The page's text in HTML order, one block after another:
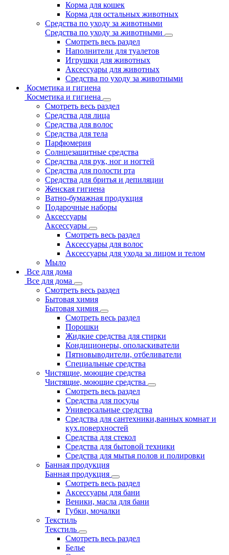
Корма для кошек
Корма для остальных животных
Средства по уходу за животными
Средства по уходу за животными
Смотреть весь раздел
Наполнители для туалетов
Игрушки для животных
Аксессуары для животных
Средства по уходу за животными
Косметика и гигиена
Косметика и гигиена
Смотреть весь раздел
Средства для лица
Средства для волос
Средства для тела
Парфюмерия
Солнцезащитные средства
Средства для рук, ног и ногтей
Средства для полости рта
Средства для бритья и депиляции
Женская гигиена
Ватно-бумажная продукция
Подарочные наборы
Аксессуары
Аксессуары
Смотреть весь раздел
Аксессуары для волос
Аксессуары для ухода за лицом и телом
Мыло
Все для дома
Все для дома
Смотреть весь раздел
Бытовая химия
Бытовая химия
Смотреть весь раздел
Порошки
Жидкие средства для стирки
Кондиционеры, ополаскиватели
Пятновыводители, отбеливатели
Специальные средства
Чистящие, моющие средства
Чистящие, моющие средства
Смотреть весь раздел
Средства для посуды
Универсальные средства
Средства для сантехники,ванных комнат и
кух.поверхностей
Средства для стекол
Средства для бытовой техники
Средства для мытья полов и полировки
Банная продукция
Банная продукция
Смотреть весь раздел
Аксессуары для бани
Веники, масла для бани
Губки, мочалки
Текстиль
Текстиль
Смотреть весь раздел
Белье